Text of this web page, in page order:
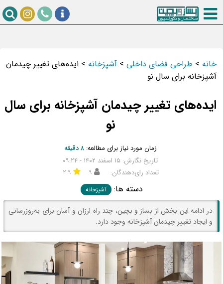
خانه>طراحی فضای داخلی>آشپزخانه>ایده‌های تغییر چیدمان
آشپزخانه برای سال نو
ایده‌های تغییر چیدمان آشپزخانه برای سال
نو
زمان مورد نیاز برای مطالعه:۸ دقیقه
تاریخ نگارش: ۱۵ اسفند ۱۴۰۲ - ۰۹:۲۴
تعداد رای‌دهندگان:
۹ ۲.۹
دسته ها: آشپزخانه
در ادامه این بخش از بساز و بچین، چند راه ارزان و آسان برای به‌روزرسانی
و ایجاد تغییر چیدمان آشپزخانه وجود دارد.